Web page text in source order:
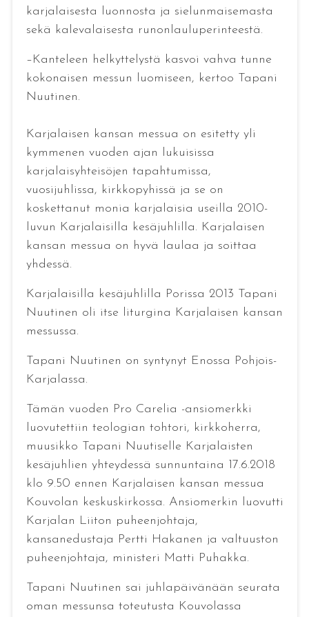
karjalaisesta luonnosta ja sielunmaisemasta
sekä kalevalaisesta runonlauluperinteestä.
–Kanteleen helkyttelystä kasvoi vahva tunne
kokonaisen messun luomiseen, kertoo Tapani
Nuutinen.
Karjalaisen kansan messua on esitetty yli
kymmenen vuoden ajan lukuisissa
karjalaisyhteisöjen tapahtumissa,
vuosijuhlissa, kirkkopyhissä ja se on
koskettanut monia karjalaisia useilla 2010-
luvun Karjalaisilla kesäjuhlilla. Karjalaisen
kansan messua on hyvä laulaa ja soittaa
yhdessä.
Karjalaisilla kesäjuhlilla Porissa 2013 Tapani
Nuutinen oli itse liturgina Karjalaisen kansan
messussa.
Tapani Nuutinen on syntynyt Enossa Pohjois-
Karjalassa.
Tämän vuoden Pro Carelia -ansiomerkki
luovutettiin teologian tohtori, kirkkoherra,
muusikko Tapani Nuutiselle Karjalaisten
kesäjuhlien yhteydessä sunnuntaina 17.6.2018
klo 9.50 ennen Karjalaisen kansan messua
Kouvolan keskuskirkossa. Ansiomerkin luovutti
Karjalan Liiton puheenjohtaja,
kansanedustaja Pertti Hakanen ja valtuuston
puheenjohtaja, ministeri Matti Puhakka.
Tapani Nuutinen sai juhlapäivänään seurata
oman messunsa toteutusta Kouvolassa